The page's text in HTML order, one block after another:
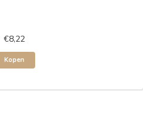
€8,22
Kopen